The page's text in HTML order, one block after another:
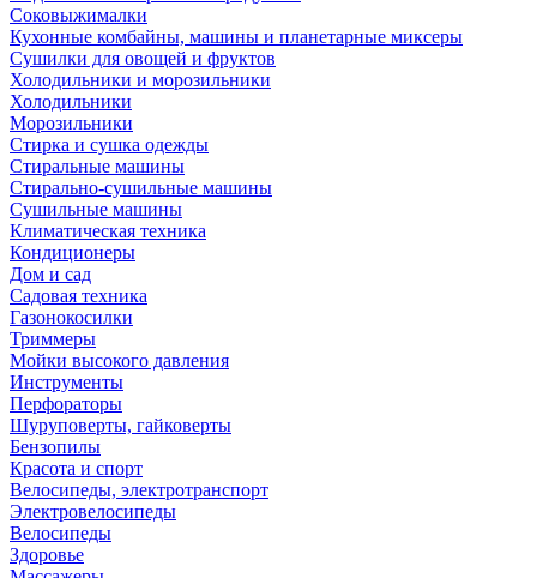
Соковыжималки
Кухонные комбайны, машины и планетарные миксеры
Сушилки для овощей и фруктов
Холодильники и морозильники
Холодильники
Морозильники
Стирка и сушка одежды
Стиральные машины
Стирально-сушильные машины
Сушильные машины
Климатическая техника
Кондиционеры
Дом и сад
Садовая техника
Газонокосилки
Триммеры
Мойки высокого давления
Инструменты
Перфораторы
Шуруповерты, гайковерты
Бензопилы
Красота и спорт
Велосипеды, электротранспорт
Электровелосипеды
Велосипеды
Здоровье